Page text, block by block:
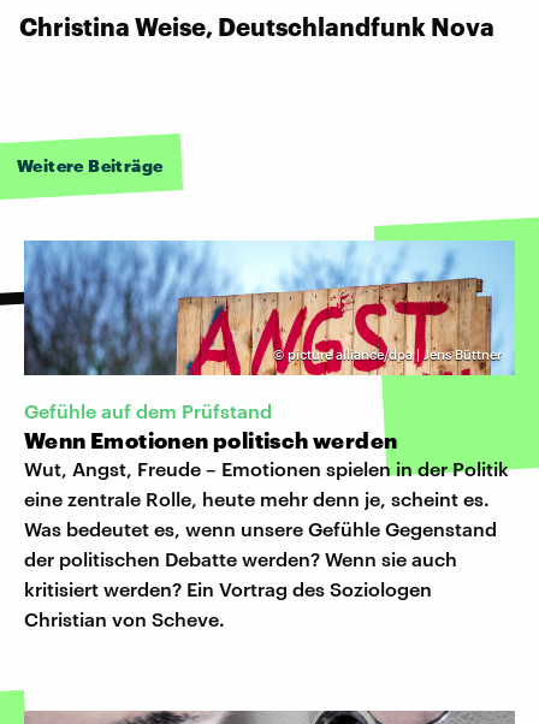
Christina Weise, Deutschlandfunk Nova
Weitere Beiträge
©picture alliance/dpa | Jens Büttner
Gefühle auf dem Prüfstand
Wenn Emotionen politisch werden
Wut, Angst, Freude – Emotionen spielen in der Politik
eine zentrale Rolle, heute mehr denn je, scheint es.
Was bedeutet es, wenn unsere Gefühle Gegenstand
der politischen Debatte werden? Wenn sie auch
kritisiert werden? Ein Vortrag des Soziologen
Christian von Scheve.